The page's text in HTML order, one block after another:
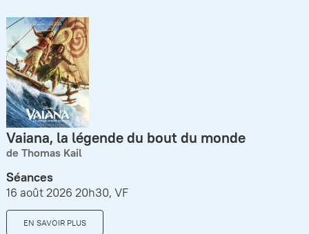
Vaiana, la légende du bout du monde
de Thomas Kail
Séances
16 août 2026 20h30, VF
EN SAVOIR PLUS